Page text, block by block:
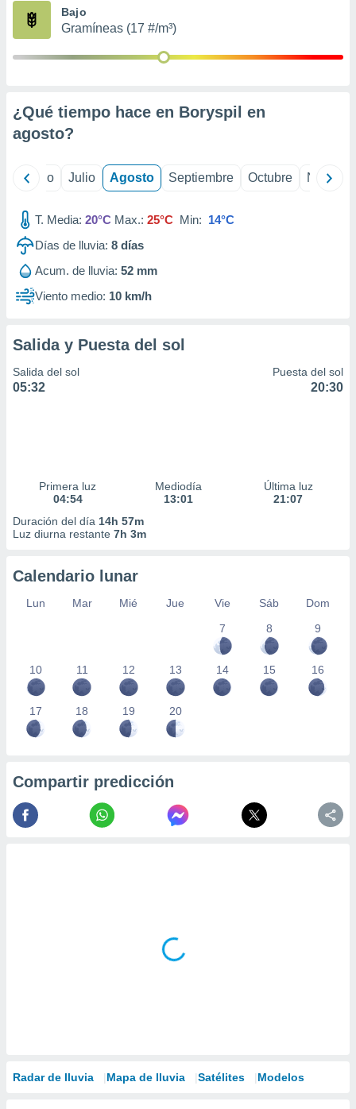
publicidad
1199
Bajo
Gramíneas (17 #/m³)
¿Qué tiempo hace en Boryspil en
agosto?
Junio Julio Agosto Septiembre Octubre
T. Media: 20°C Max.: 25°C Min: 14°C
Días de lluvia: 8 días
Acum. de lluvia: 52 mm
Viento medio: 10 km/h
Salida y Puesta del sol
Salida del sol
05:32
Puesta del sol
20:30
Primera luz
04:54
Mediodía
13:01
Última luz
21:07
Duración del día 14h 57m
Luz diurna restante 7h 3m
Calendario lunar
Lun Mar Mié Jue Vie Sáb
Dom
7
8 9
10 11 12 13 14 15 16
17 18 19 20
Compartir predicción
Radar de lluvia Mapa de lluvia Satélites Modelos